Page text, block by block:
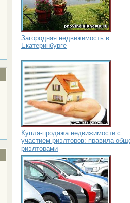
Загородная недвижимость в
Екатеринбурге
Купля-продажа недвижимости с
участием риэлторов: правила
риэлторами